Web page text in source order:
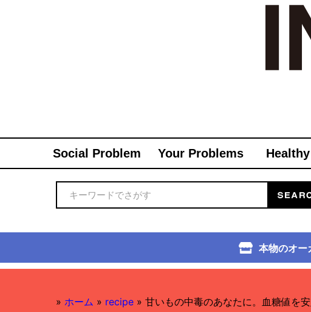
Social Problem Your Problems
本物のオ
» ホーム » recipe » 甘いもの中毒のあなたに。血糖値を